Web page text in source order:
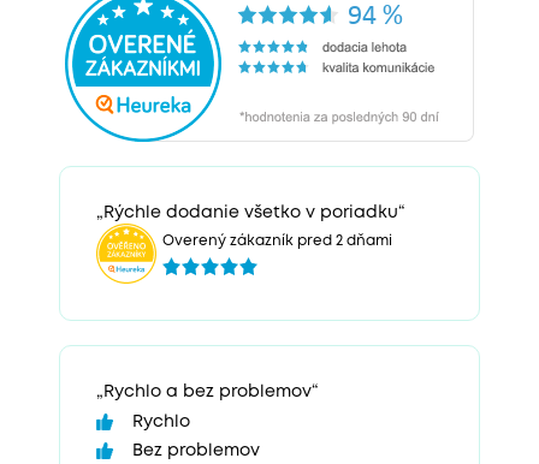
„Rýchle dodanie všetko v poriadku“
Overený zákazník pred 2 dňami
„Rychlo a bez problemov“
Rychlo
Bez problemov